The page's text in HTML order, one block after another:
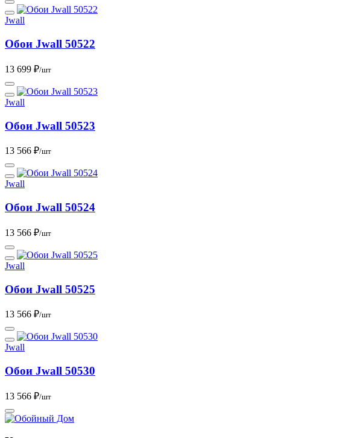
Jwall
Обои Jwall 50522
13 699 ₽/шт
Jwall
Обои Jwall 50523
13 566 ₽/шт
Jwall
Обои Jwall 50524
13 566 ₽/шт
Jwall
Обои Jwall 50525
13 566 ₽/шт
Jwall
Обои Jwall 50530
13 566 ₽/шт